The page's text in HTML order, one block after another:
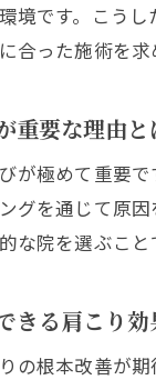
境です。こう
合った施術を
重要な理由と
が極めて重要
グを通じて原
な院を選ぶこ
きる肩こり効
の根本改善が